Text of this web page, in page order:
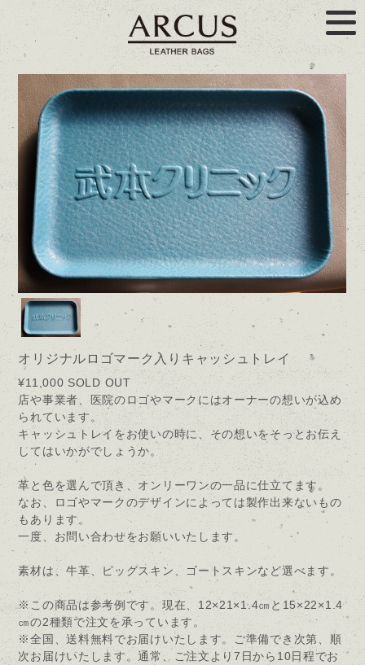
オリジナルロゴマーク入りキャッシュトレイ
¥11,000 SOLD OUT
店や事業者、医院のロゴやマークにはオーナーの想いが込め
られています。
キャッシュトレイをお使いの時に、その想いをそっとお伝え
してはいかがでしょうか。
革と色を選んで頂き、オンリーワンの一品に仕立てます。
なお、ロゴやマークのデザインによっては製作出来ないもの
もあります。
一度、お問い合わせをお願いいたします。
素材は、牛革、ピッグスキン、ゴートスキンなど選べます。
※この商品は参考例です。現在、12×21×1.4㎝と15×22×1.4
㎝の2種類で注文を承っています。
※全国、送料無料でお届けいたします。ご準備でき次第、順
次お届けいたします。通常、ご注文より7日から10日程でお